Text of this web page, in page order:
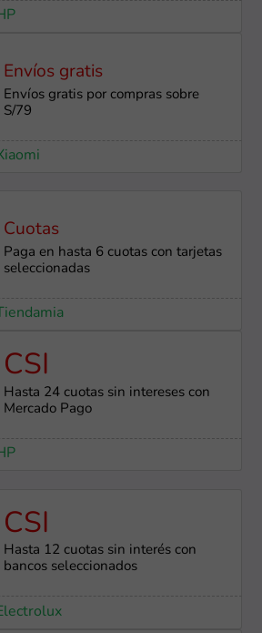
Envíos gratis
Envíos gratis por compras sobre
S/79
Cuotas
Paga en hasta 6 cuotas con tarjetas
seleccionadas
CSI
Hasta 24 cuotas sin intereses con
Mercado Pago
CSI
Hasta 12 cuotas sin interés con
bancos seleccionados